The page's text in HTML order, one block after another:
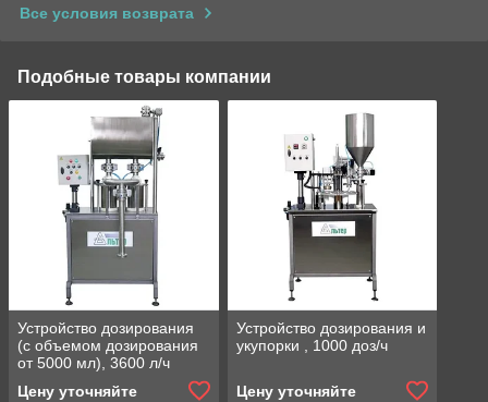
Все условия возврата
Подобные товары компании
Устройство дозирования
(с объемом дозирования
от 5000 мл), 3600 л/ч
Цену уточняйте
Устройство дозирования и
укупорки , 1000 доз/ч
Цену уточняйте